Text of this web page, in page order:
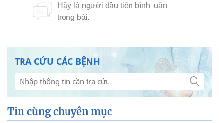
TRA CỨU CÁC BỆNH
Tin cùng chuyên mục